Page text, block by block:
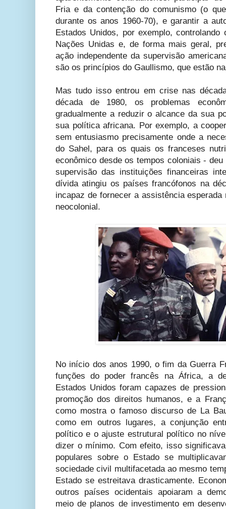
Fria e da contenção do comunismo (o
durante os anos 1960-70), e garantir a
Estados Unidos, por exemplo,
Nações Unidas e, de forma mais geral,
ação independente da supervisão
são os princípios do Gaullismo, que estão
Mas tudo isso entrou em crise nas
década de 1980, os problemas
gradualmente a reduzir o alcance da sua
sua política africana. Por exemplo, a
sem entusiasmo precisamente onde a
do Sahel, para os quais os franceses
econômico desde os tempos coloniais -
supervisão das instituições financeiras
dívida atingiu os países francófonos na
incapaz de fornecer a assistência
neocolonial.
No início dos anos 1990, o fim da Guerra
funções do poder francês na África, a
Estados Unidos foram capazes de
promoção dos direitos humanos, e a
como mostra o famoso discurso de La
como em outros lugares, a conjunção
político e o ajuste estrutural político no
dizer o mínimo. Com efeito, isso
populares sobre o Estado se
sociedade civil multifacetada ao mesmo
Estado se estreitava drasticamente.
outros países ocidentais apoiaram a
meio de planos de investimento em